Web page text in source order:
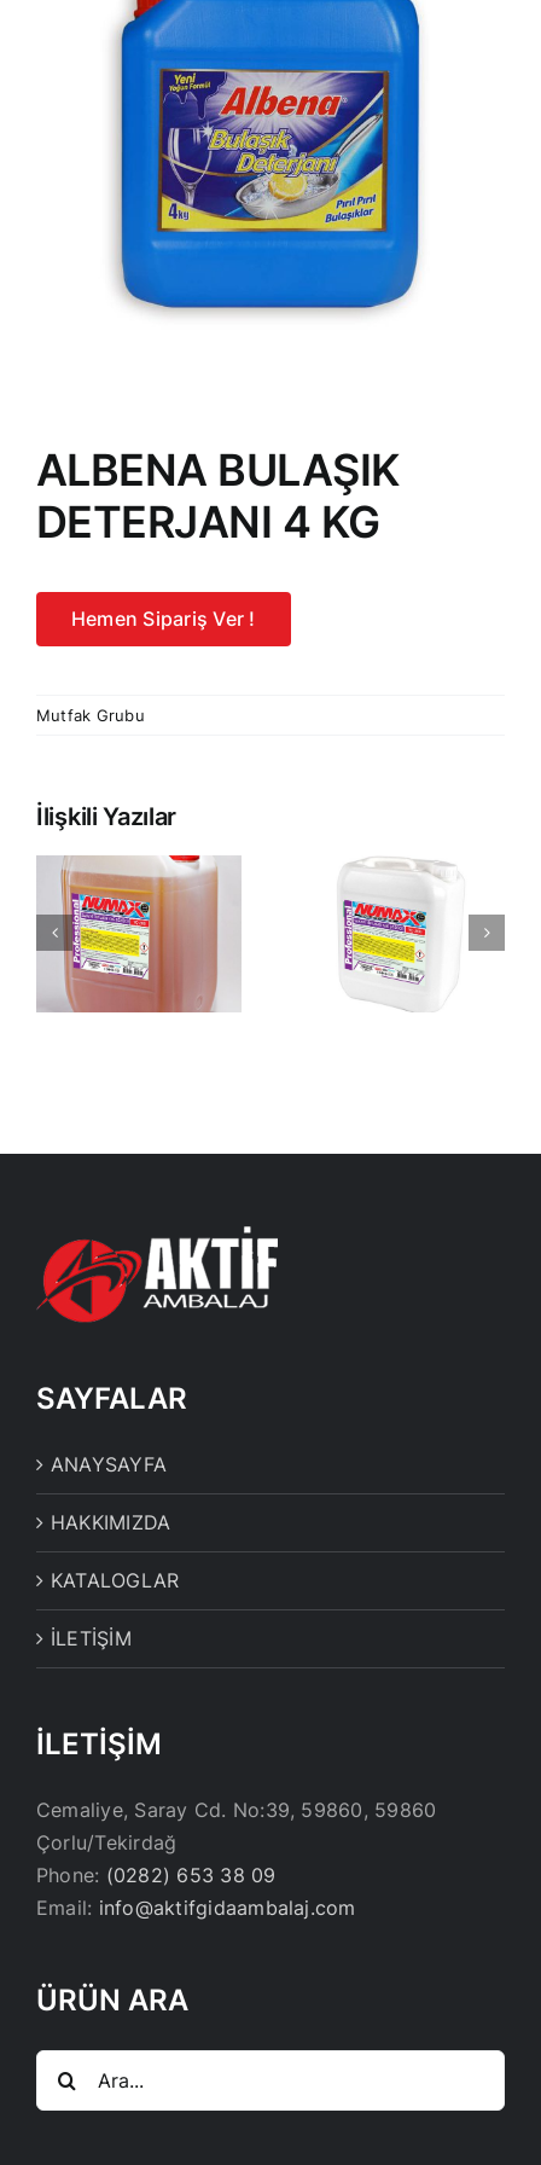
ALBENA BULAŞIK
DETERJANI 4 KG
Hemen Sipariş Ver !
Mutfak Grubu
İlişkili Yazılar
SANAYİ
TİPİ AĞIR
ÇÖZÜCÜ
BULAŞIK
DETERJANI
30KG
SAYFALAR
ANAYSAYFA
HAKKIMIZDA
KATALOGLAR
İLETİŞİM
İLETİŞİM
Cemaliye, Saray Cd. No:39, 59860, 59860
Çorlu/Tekirdağ
Phone: (0282) 653 38 09
Email: info@aktifgidaambalaj.com
ÜRÜN ARA
Ara: